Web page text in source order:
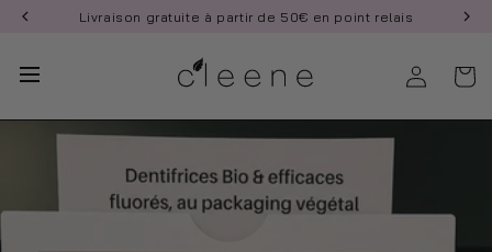
passer
contenu
Livraison gratuite à partir de 50€ en point relais